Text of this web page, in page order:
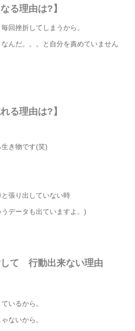
る理由は?】
回挫折してしまうから。
んだ。。。と自分を責めていません
る理由は?】
き物です(笑)
張り出していない時
データも出ていますよ。)
して 行動出来ない理由
いるから。
ないから。